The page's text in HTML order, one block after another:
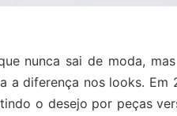
nunca sai de moda,
a diferença nos looks.
o desejo por peças